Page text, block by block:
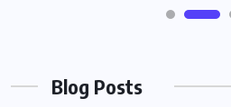
Blog Posts